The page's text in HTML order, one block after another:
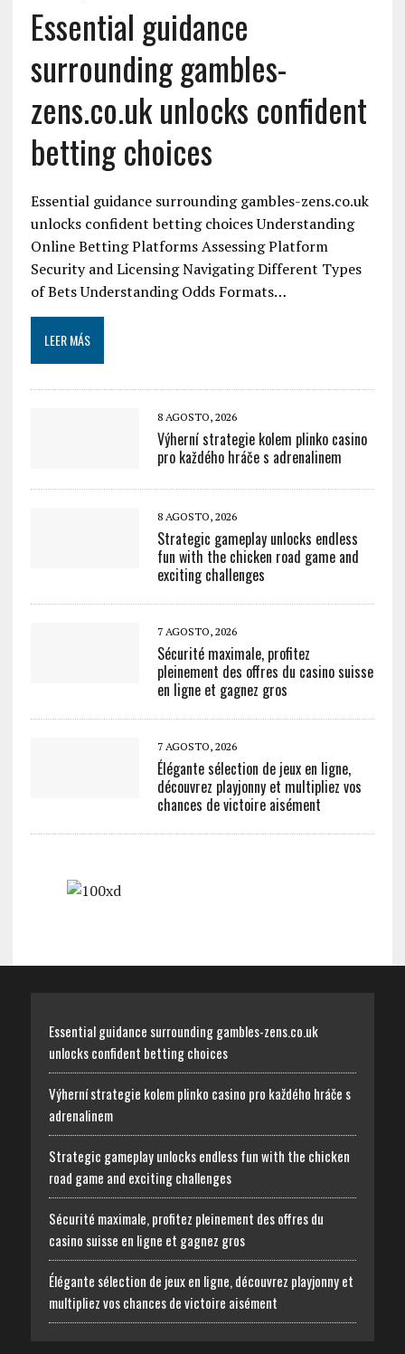
Essential guidance
surrounding gambles-
zens.co.uk unlocks confident
betting choices
Essential guidance surrounding gambles-zens.co.uk
unlocks confident betting choices Understanding
Online Betting Platforms Assessing Platform
Security and Licensing Navigating Different Types
of Bets Understanding Odds Formats…
LEER MÁS
8 AGOSTO, 2026
Výherní strategie kolem plinko casino
pro každého hráče s adrenalinem
8 AGOSTO, 2026
Strategic gameplay unlocks endless
fun with the chicken road game and
exciting challenges
7 AGOSTO, 2026
Sécurité maximale, profitez
pleinement des offres du casino suisse
en ligne et gagnez gros
7 AGOSTO, 2026
Élégante sélection de jeux en ligne,
découvrez playjonny et multipliez vos
chances de victoire aisément
Essential guidance surrounding gambles-zens.co.uk
unlocks confident betting choices
Výherní strategie kolem plinko casino pro každého hráče s
adrenalinem
Strategic gameplay unlocks endless fun with the chicken
road game and exciting challenges
Sécurité maximale, profitez pleinement des offres du
casino suisse en ligne et gagnez gros
Élégante sélection de jeux en ligne, découvrez playjonny et
multipliez vos chances de victoire aisément